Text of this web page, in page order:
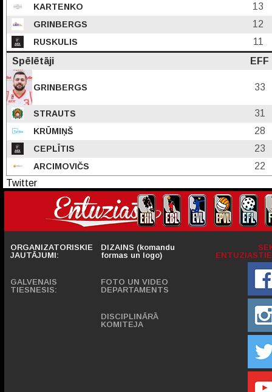
KARTENKO 13
GRINBERGS 12
RUSKULIS
11
Spēlētāji
EFF
GRINBERGS 33
STRAUTS 31
KRŪMIŅŠ 28
CEPLĪTIS 23
ARCIMOVIČS
22
Twitter
ORGANIZATORISKIE
JAUTĀJUMI:
GALVENAIS
TIESNESIS:
DIZAINS (komandu
formas un logo)
FOTO UN VIDEO
DEPARTAMENTS
DISCIPLINĀRĀ
KOMITEJA